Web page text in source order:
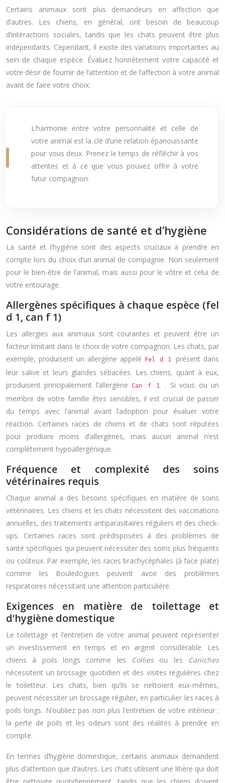
Certains animaux sont plus demandeurs en affection que
d’autres. Les chiens, en général, ont besoin de beaucoup
d’interactions sociales, tandis que les chats peuvent être plus
indépendants. Cependant, il existe des variations importantes au
sein de chaque espèce. Évaluez honnêtement votre capacité et
votre désir de fournir de l’attention et de l’affection à votre animal
avant de faire votre choix.
L’harmonie entre votre personnalité et celle de
votre animal est la clé d’une relation épanouissante
pour vous deux. Prenez le temps de réfléchir à vos
attentes et à ce que vous pouvez offrir à votre
futur compagnon.
Considérations de santé et d’hygiène
La santé et l’hygiène sont des aspects cruciaux à prendre en
compte lors du choix d’un animal de compagnie. Non seulement
pour le bien-être de l’animal, mais aussi pour le vôtre et celui de
votre entourage.
Allergènes spécifiques à chaque espèce (fel
d 1, can f 1)
Les allergies aux animaux sont courantes et peuvent être un
facteur limitant dans le choix de votre compagnon. Les chats, par
exemple, produisent un allergène appelé
Fel d 1 présent dans
leur salive et leurs glandes sébacées. Les chiens, quant à eux,
produisent principalement l’allergèneCan f 1 . Si vous ou un
membre de votre famille êtes sensibles, il est crucial de passer
du temps avec l’animal avant l’adoption pour évaluer votre
réaction. Certaines races de chiens et de chats sont réputées
pour produire moins d’allergènes, mais aucun animal n’est
complètement hypoallergénique.
Fréquence et complexité des soins
vétérinaires requis
Chaque animal a des besoins spécifiques en matière de soins
vétérinaires. Les chiens et les chats nécessitent des vaccinations
annuelles, des traitements antiparasitaires réguliers et des check-
ups. Certaines races sont prédisposées à des problèmes de
santé spécifiques qui peuvent nécessiter des soins plus fréquents
ou coûteux. Par exemple, les races brachycéphales (à face plate)
comme les Bouledogues peuvent avoir des problèmes
respiratoires nécessitant une attention particulière.
Exigences en matière de toilettage et
d’hygiène domestique
Le toilettage et l’entretien de votre animal peuvent représenter
un investissement en temps et en argent considérable. Les
chiens à poils longs comme les
Collies ou les
Caniches
nécessitent un brossage quotidien et des visites régulières chez
le toiletteur. Les chats, bien qu’ils se nettoient eux-mêmes,
peuvent nécessiter un brossage régulier, en particulier les races à
poils longs. N’oubliez pas non plus l’entretien de votre intérieur :
la perte de poils et les odeurs sont des réalités à prendre en
compte.
En termes d’hygiène domestique, certains animaux demandent
plus d’attention que d’autres. Les chats utilisent une litière qui doit